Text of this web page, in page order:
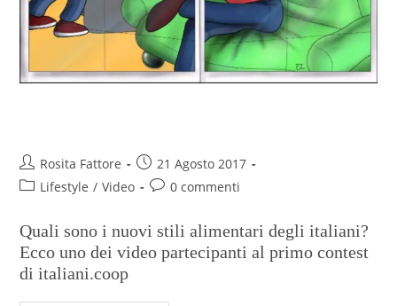
Rosita Fattore
21 Agosto 2017
Lifestyle / Video 0 commenti
Quali sono i nuovi stili alimentari degli italiani?
Ecco uno dei video partecipanti al primo contest
di italiani.coop